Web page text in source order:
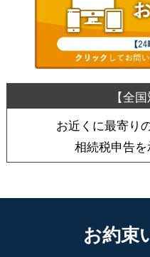
お近くに最寄り
相続税申告を
お約束